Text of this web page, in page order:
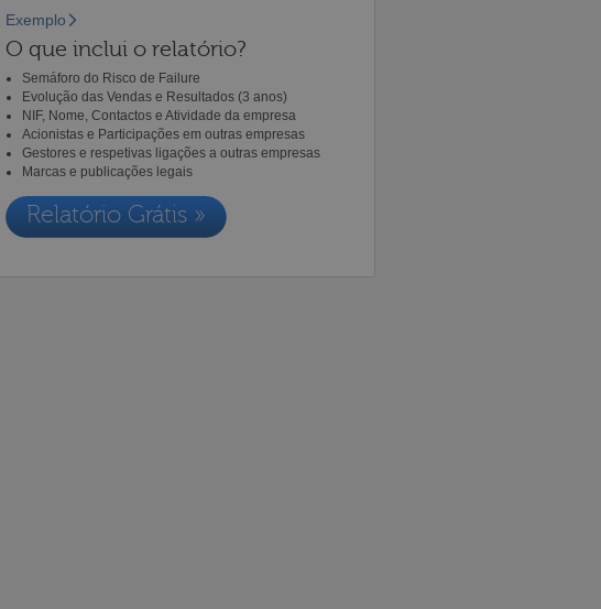
Exemplo
O que inclui o relatório?
Semáforo do Risco de Failure
Evolução das Vendas e Resultados (3 anos)
NIF, Nome, Contactos e Atividade da empresa
Acionistas e Participações em outras empresas
Gestores e respetivas ligações a outras empresas
Marcas e publicações legais
Relatório Grátis »